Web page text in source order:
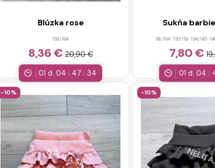
Blúzka rose
158/164
8,36 €20,90 €
01 d. 04 :47 :32
Sukňa
98/104 110/116 134/140
7,80 €
01 d. 04 :
-10% -10%